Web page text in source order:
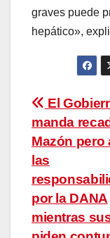
graves puede
hepático»,
de
entradas
El
manda
Mazón pero
las
por la DANA
mientras